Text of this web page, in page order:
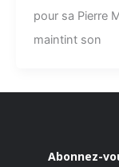
pour sa Pierre
maintint son
Abonnez-